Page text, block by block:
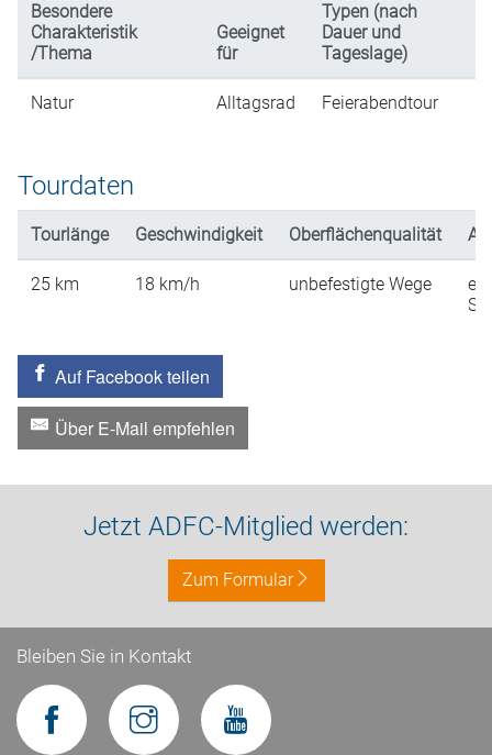
Besondere
Charakteristik
/Thema
Geeignet
für
Typen (nach
Dauer und
Tageslage)
Natur Alltagsrad Feierabendtour
Tourdaten
Tourlänge Geschwindigkeit Oberflächenqualität
25 km 18 km/h unbefestigte Wege
Auf Facebook teilen
Über E-Mail empfehlen
Jetzt ADFC-Mitglied werden:
Zum Formular
Bleiben Sie in Kontakt